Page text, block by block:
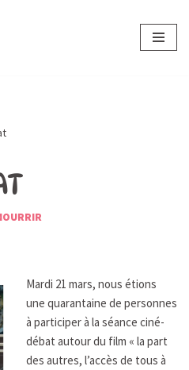
Mardi 21 mars, nous étions
une quarantaine de personnes
à participer à la séance ciné-
débat autour du film « la part
des autres, l’accès de tous à